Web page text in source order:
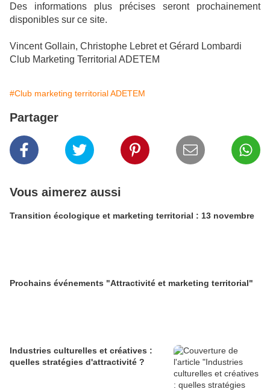
Des informations plus précises seront prochainement
disponibles sur ce site.
Vincent Gollain, Christophe Lebret et Gérard Lombardi
Club Marketing Territorial ADETEM
#Club marketing territorial ADETEM
Partager
Vous aimerez aussi
Transition écologique et marketing territorial : 13 novembre
Prochains événements "Attractivité et marketing territorial"
Industries culturelles et créatives :
quelles stratégies d'attractivité ?